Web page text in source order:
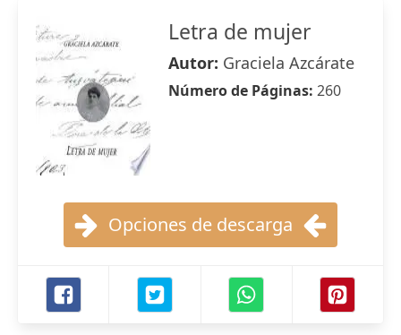
Letra de mujer
Autor: Graciela Azcárate
Número de Páginas: 260
Opciones de descarga